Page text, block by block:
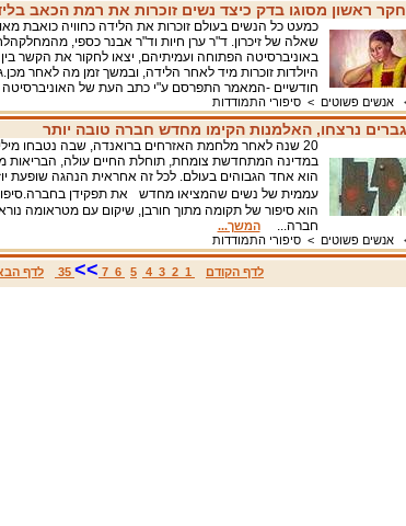
ראשון מסוגו בדק כיצד נשים זוכרות את רמת הכאב
כמעט כל הנשים בעולם זוכרות את הלידה כחוויה כואבת
שאלה של זיכרון. ד"ר ערן חיות וד"ר אבנר כספי,
באוניברסיטה הפתוחה ועמיתיהם, יצאו לחקור את הקשר
היולדות זוכרות מיד לאחר הלידה, ובמשך זמן מה לאחר
חודשיים -המאמר התפרסם ע"י כתב העת של
אנשים פשוטים >סיפורי התמודדות
נרצחו, האלמנות הקימו מחדש חברה טובה יותר
20 שנה לאחר מלחמת האזרחים ברואנדה, שבה נטבחו
במדינה המתחדשת צומחת, תוחלת החיים עולה, הבריאות
הוא אחד הגבוהים בעולם. לכל זה אחראית הנהגה שופעת
עממית של נשים שהמציאו מחדש את תפקידן
הוא סיפור של תקומה מתוך חורבן, שיקום עם מטראומה
חברה...המשך...
אנשים פשוטים >סיפורי התמודדות
לדף הקודם 1
2
3
4
5
6
7
>>
35 לדף